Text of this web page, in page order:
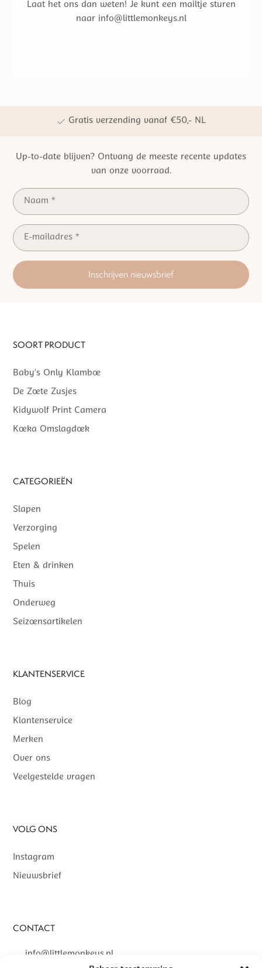
Laat het ons dan weten! Je kunt een mailtje sturen
naar info@littlemonkeys.nl
Gratis verzending vanaf €50,- NL
Kwaliteit | Veiligheid | Duurzaamheid
Up-to-date blijven? Ontvang de meeste recente updates
van onze voorraad.
Inschrijven nieuwsbrief
SOORT PRODUCT
Baby’s Only Klamboe
De Zoete Zusjes
Kidywolf Print Camera
Koeka Omslagdoek
CATEGORIEËN
Slapen
Verzorging
Spelen
Eten & drinken
Thuis
Onderweg
Seizoensartikelen
KLANTENSERVICE
Blog
Klantenservice
Merken
Over ons
Veelgestelde vragen
VOLG ONS
Instagram
Nieuwsbrief
CONTACT
info@littlemonkeys.nl